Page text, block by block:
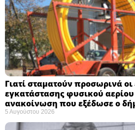
Γιατί σταματούν προσωρινά οι
εγκατάστασης φυσικού
ανακοίνωση που εξέδωσε ο
5 Αυγούστου 2026